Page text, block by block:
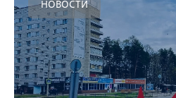
НОВОСТИ